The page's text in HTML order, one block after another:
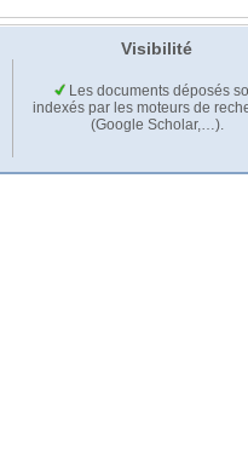
Visibilité
Les documents déposés
indexés par les moteurs de
(Google Scholar,…).